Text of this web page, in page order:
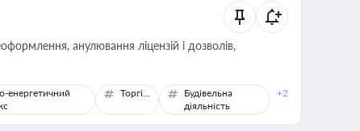
анулювання ліцензій і дозволів,
енергетичний
Торгівля
Будівельна
діяльність
+2